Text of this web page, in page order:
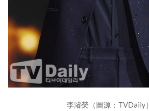
李濬榮（圖源：TVDaily）